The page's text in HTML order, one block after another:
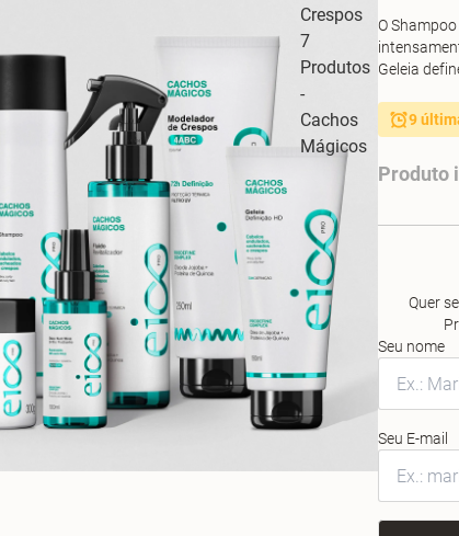
O
Geleia
9
Produto
Quer
Seu nome
Seu E-mail